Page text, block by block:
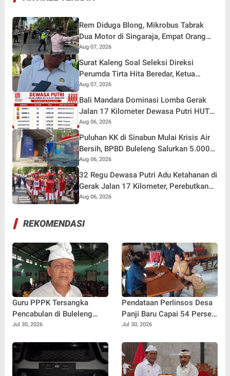
Rem Diduga Blong, Mikrobus Tabrak
Dua Motor di Singaraja, Empat Orang
Terluka
Aug 07, 2026
Surat Kaleng Soal Seleksi Direksi
Perumda Tirta Hita Beredar, Ketua
Pansel: Kenapa Tidak Gunakan Masa
Sanggah?
Aug 07, 2026
Bali Mandara Dominasi Lomba Gerak
Jalan 17 Kilometer Dewasa Putri HUT
RI ke-81 di Buleleng
Aug 06, 2026
Puluhan KK di Sinabun Mulai Krisis Air
Bersih, BPBD Buleleng Salurkan 5.000
Liter Air dan Siaga Hadapi Dampak
Kemarau
Aug 06, 2026
32 Regu Dewasa Putri Adu Ketahanan di
Gerak Jalan 17 Kilometer, Perebutkan
Hadiah Rp82,5 Juta pada HUT RI ke-81
Aug 06, 2026
REKOMENDASI
Guru PPPK Tersangka
Pencabulan di Buleleng
Diberhentikan Sementara
Jul 30, 2026
Pendataan Perlinsos Desa
Panji Baru Capai 54 Persen,
Sekwan Bali Minta Kadus
Jul 30, 2026